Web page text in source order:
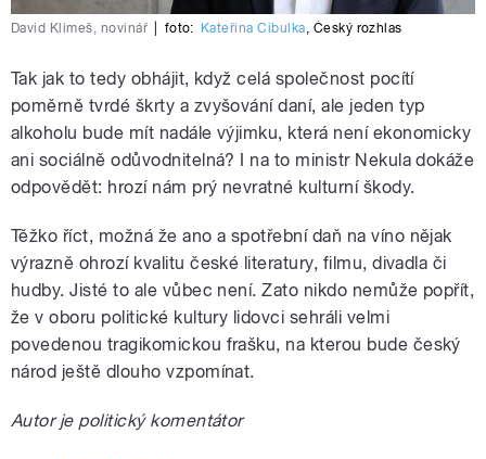
David Klimeš, novinář foto: Kateřina Cibulka, Český rozhlas
Tak jak to tedy obhájit, když celá společnost pocítí
poměrně tvrdé škrty a zvyšování daní, ale jeden typ
alkoholu bude mít nadále výjimku, která není ekonomicky
ani sociálně odůvodnitelná? I na to ministr Nekula dokáže
odpovědět: hrozí nám prý nevratné kulturní škody.
Těžko říct, možná že ano a spotřební daň na víno nějak
výrazně ohrozí kvalitu české literatury, filmu, divadla či
hudby. Jisté to ale vůbec není. Zato nikdo nemůže popřít,
že v oboru politické kultury lidovci sehráli velmi
povedenou tragikomickou frašku, na kterou bude český
národ ještě dlouho vzpomínat.
Autor je politický komentátor